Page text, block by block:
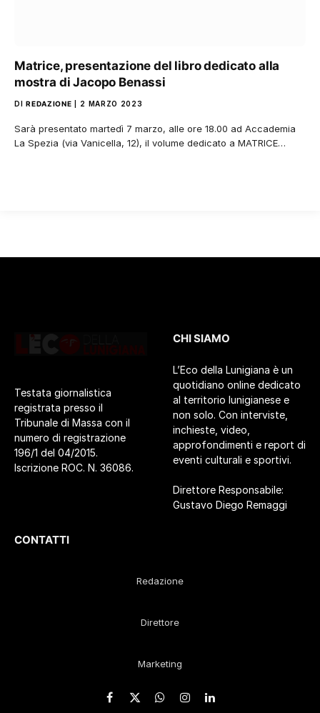
Matrice, presentazione del libro dedicato alla
mostra di Jacopo Benassi
DI REDAZIONE 2 MARZO 2023
Sarà presentato martedì 7 marzo, alle ore 18.00 ad Accademia
La Spezia (via Vanicella, 12), il volume dedicato a MATRICE…
Testata giornalistica
registrata presso il
Tribunale di Massa con il
numero di registrazione
196/1 del 04/2015.
Iscrizione ROC. N. 36086.
CHI SIAMO
L’Eco della Lunigiana è un
quotidiano online dedicato
al territorio lunigianese e
non solo. Con interviste,
inchieste, video,
approfondimenti e report di
eventi culturali e sportivi.
Direttore Responsabile:
Gustavo Diego Remaggi
CONTATTI
Redazione
Direttore
Marketing
Facebook
X WhatsApp
Instagram
LinkedIn